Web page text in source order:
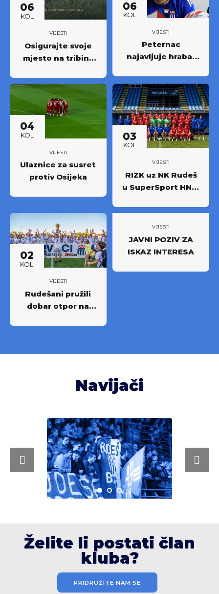
06
KOL
VIJESTI
Osigurajte svoje
mjesto na tribini:
godišnjih ulaznica
NK Rudeš za
prvoligašku
sezonu 2026/27.!
06
KOL
VIJESTI
Peternac
najavljuje hrabar
04
KOL
VIJESTI
Ulaznice za susret
protiv Osijeka
03
KOL
VIJESTI
RIZK uz NK Rudeš
u SuperSport HNL-
novi iskorak među
najboljima
02
KOL
VIJESTI
Rudešani pružili
dobar otpor na
VIJESTI
JAVNI POZIV ZA
ISKAZ INTERESA
Navijači
Želite li postati član
kluba?
PRIDRUŽITE NAM SE